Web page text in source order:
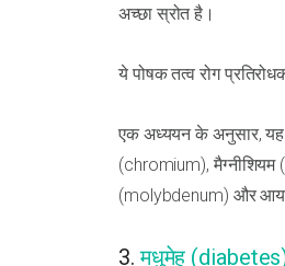
अच्छा स्रोत है।
ये पोषक तत्व रोग
एक अध्ययन के अनुसार, यह
(chromium),
(molybdenum) और
3.मधुमेह